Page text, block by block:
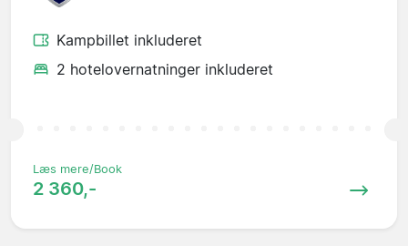
Kampbillet inkluderet
2 hotelovernatninger inkluderet
Læs mere/Book
2 360,-